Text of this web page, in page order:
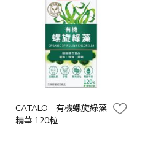
CATALO - 有機螺旋綠藻
精華 120粒